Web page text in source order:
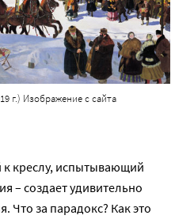
г.) Изображение с сайта
креслу, испытывающий
– создает удивительно
Что за парадокс? Как это